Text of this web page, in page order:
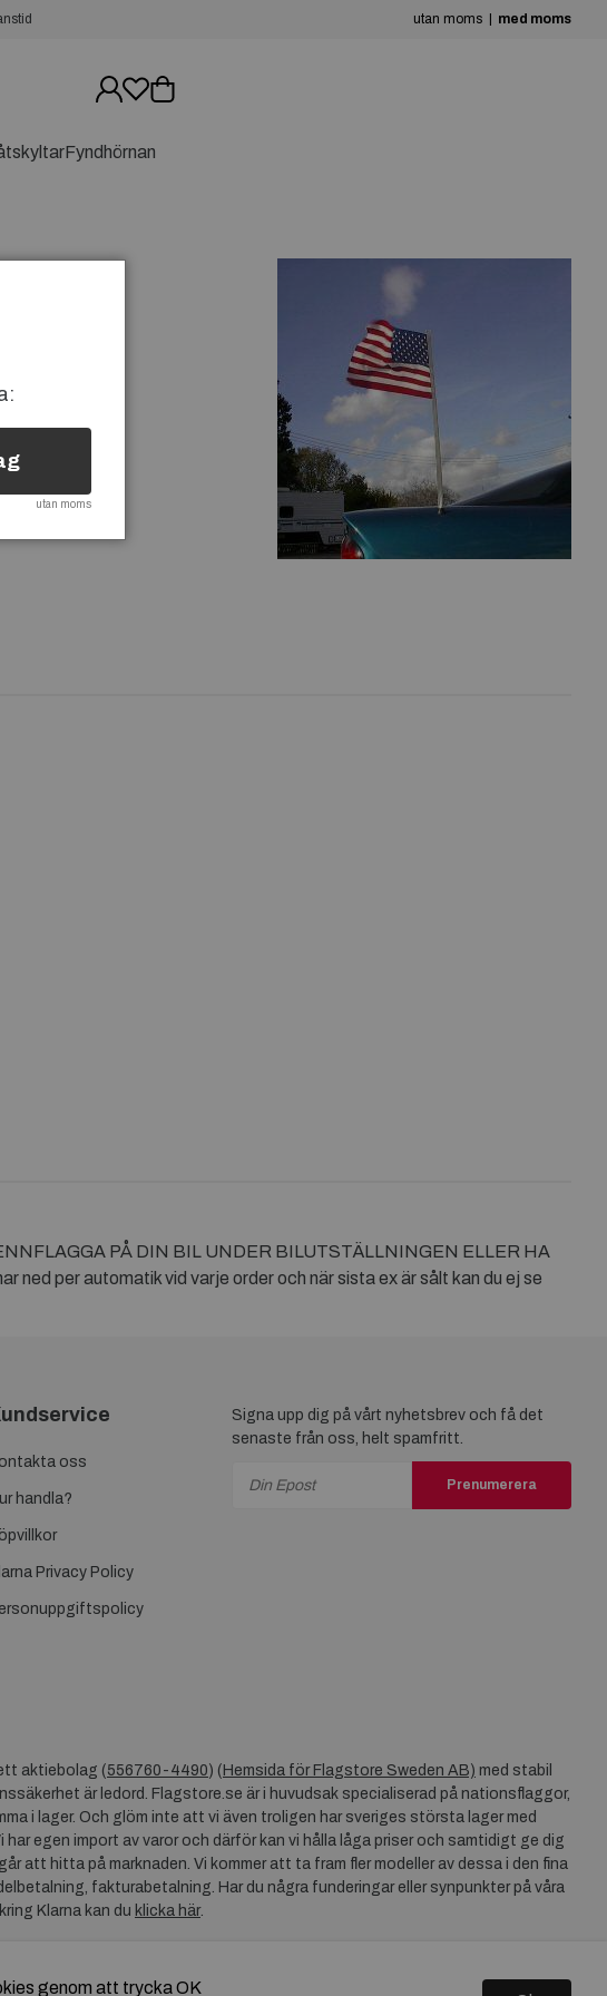
utan moms med moms
Fyndhörnan
PÅ DIN BIL UNDER BILUTSTÄLLNINGEN ELLER HA
per automatik vid varje order och när sista ex är sålt kan du ej se
oss
handla?
Privacy Policy
Signa upp dig på vårt nyhetsbrev och få det
senaste från oss, helt spamfritt.
Prenumerera
aktiebolag (556760-4490) ( Hemsida för Flagstore Sweden AB) med stabil
är ledord. Flagstore.se är i huvudsak specialiserad på nationsflaggor,
i lager. Och glöm inte att vi även troligen har sveriges största lager med
egen import av varor och därför kan vi hålla låga priser och samtidigt ge dig
att hitta på marknaden. Vi kommer att ta fram fler modeller av dessa i den fina
fakturabetalning. Har du några funderingar eller synpunkter på våra
Klarna kan du klicka här.
genom att trycka OK
utan moms